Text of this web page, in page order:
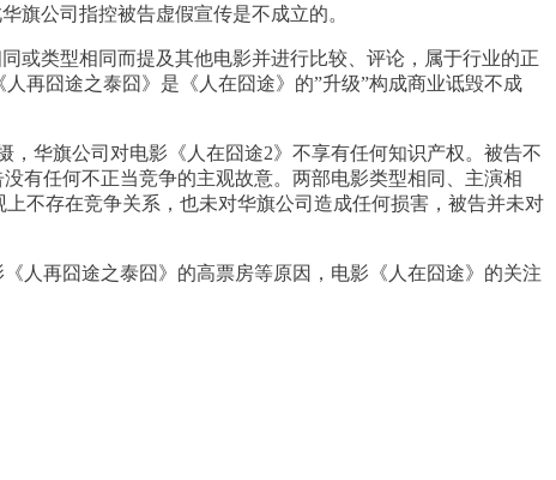
旗公司指控被告虚假宣传是不成立的。
或类型相同而提及其他电影并进行比较、评论，属于行业的正
再囧途之泰囧》是《人在囧途》的”升级”构成商业诋毁不成
华旗公司对电影《人在囧途2》不享有任何知识产权。被告不
有任何不正当竞争的主观故意。两部电影类型相同、主演相
不存在竞争关系，也未对华旗公司造成任何损害，被告并未对
人再囧途之泰囧》的高票房等原因，电影《人在囧途》的关注